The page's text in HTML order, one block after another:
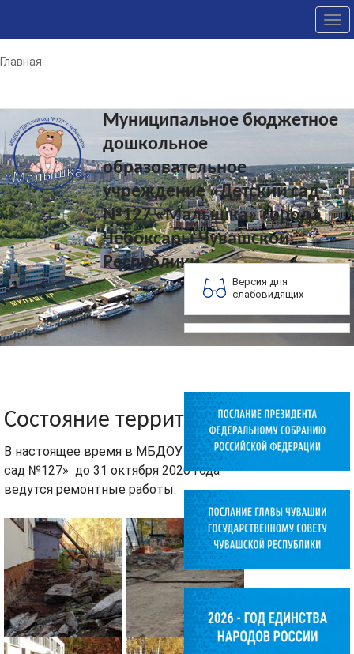
Главная
Муниципальное бюджетное
дошкольное
образовательное
учреждение «Детский сад
№127 «Малышка» города
Чебоксары Чувашской
Республики
Версия для
слабовидящих
Состояние территории
В настоящее время в МБДОУ «Детский
сад №127» до 31 октября 2020 года
ведутся ремонтные работы.